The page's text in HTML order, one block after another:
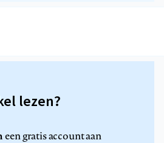
lezen?
een gratis account aan